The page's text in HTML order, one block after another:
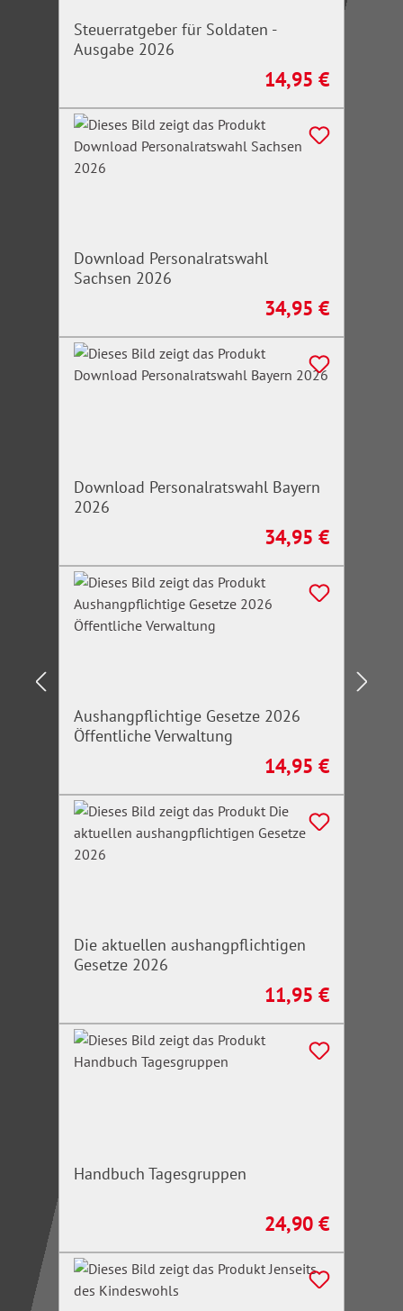
Steuerratgeber für Soldaten -
Ausgabe 2026
Regulärer Preis:
14,95 €
Download Personalratswahl
Sachsen 2026
Regulärer Preis:
34,95 €
Download Personalratswahl Bayern
2026
Regulärer Preis:
34,95 €
Aushangpflichtige Gesetze 2026
Öffentliche Verwaltung
Regulärer Preis:
14,95 €
Die aktuellen aushangpflichtigen
Gesetze 2026
Regulärer Preis:
11,95 €
Handbuch Tagesgruppen
Regulärer Preis:
24,90 €